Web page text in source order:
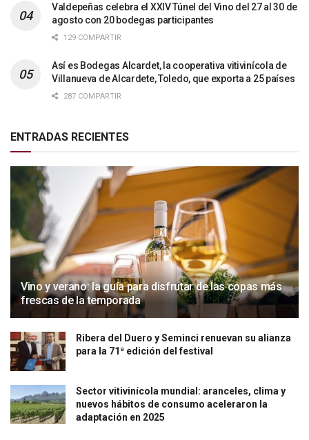
Valdepeñas celebra el XXIV Túnel del Vino del 27 al 30 de
agosto con 20 bodegas participantes
129 COMPARTIR
Así es Bodegas Alcardet, la cooperativa vitivinícola de
Villanueva de Alcardete, Toledo, que exporta a 25 países
287 COMPARTIR
ENTRADAS RECIENTES
Vino y verano: la guía para disfrutar de las copas más
frescas de la temporada
Ribera del Duero y Seminci renuevan su alianza
para la 71ª edición del festival
Sector vitivinícola mundial: aranceles, clima y
nuevos hábitos de consumo aceleraron la
adaptación en 2025